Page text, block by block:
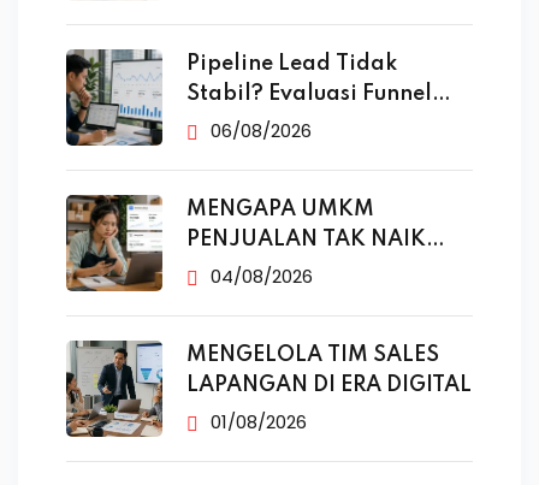
Pipeline Lead Tidak
Stabil? Evaluasi Funnel
Marketing
06/08/2026
MENGAPA UMKM
PENJUALAN TAK NAIK
MESKI SUDAH
04/08/2026
MENGELOLA TIM SALES
LAPANGAN DI ERA DIGITAL
01/08/2026